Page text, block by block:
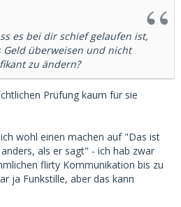
es bei dir schief gelaufen ist,
überweisen und nicht
zu ändern?
Prüfung kaum für sie
wohl einen machen auf "Das ist
als er sagt" - ich hab zwar
flirty Kommunikation bis zu
ja Funkstille, aber das kann